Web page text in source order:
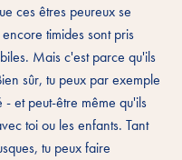
ces êtres peureux se
timides sont pris
Mais c'est parce qu'ils
sûr, tu peux par exemple
et peut-être même qu'ils
toi ou les enfants. Tant
tu peux faire